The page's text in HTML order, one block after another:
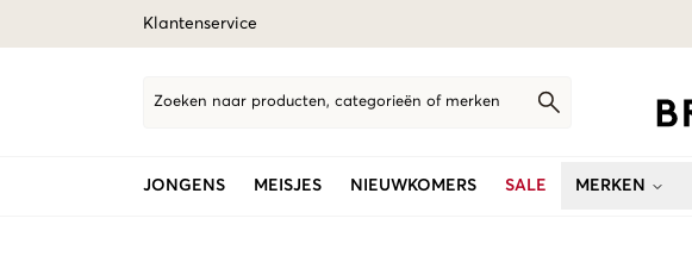
Klantenservice
Zoeken naar producten, categorieën of merken
JONGENS MEISJES NIEUWKOMERS SALE MERKEN